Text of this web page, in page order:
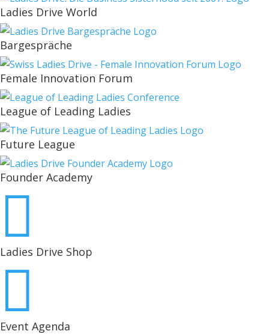
Ladies Drive World
Bargespräche
Female Innovation Forum
League of Leading Ladies
Future League
Founder Academy

Ladies Drive Shop

Event Agenda